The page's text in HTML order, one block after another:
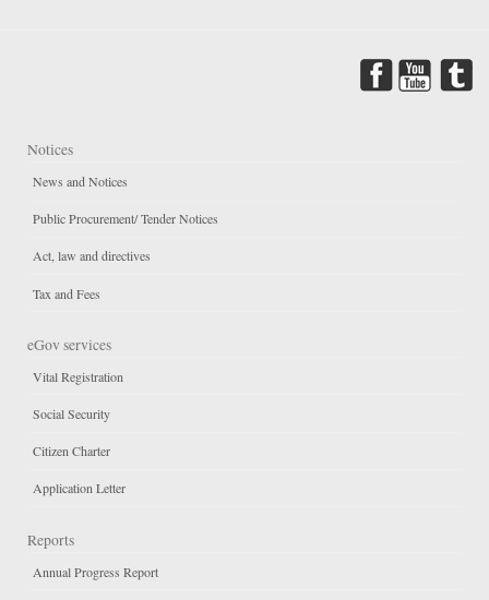
Notices
News and Notices
Public Procurement/ Tender Notices
Act, law and directives
Tax and Fees
eGov services
Vital Registration
Social Security
Citizen Charter
Application Letter
Reports
Annual Progress Report